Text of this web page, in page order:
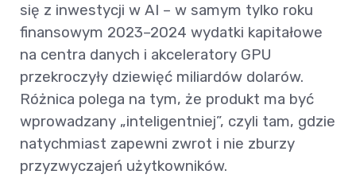
się z inwestycji w AI – w samym tylko roku
finansowym 2023–2024 wydatki kapitałowe
na centra danych i akceleratory GPU
przekroczyły dziewięć miliardów dolarów.
Różnica polega na tym, że produkt ma być
wprowadzany „inteligentniej”, czyli tam, gdzie
natychmiast zapewni zwrot i nie zburzy
przyzwyczajeń użytkowników.